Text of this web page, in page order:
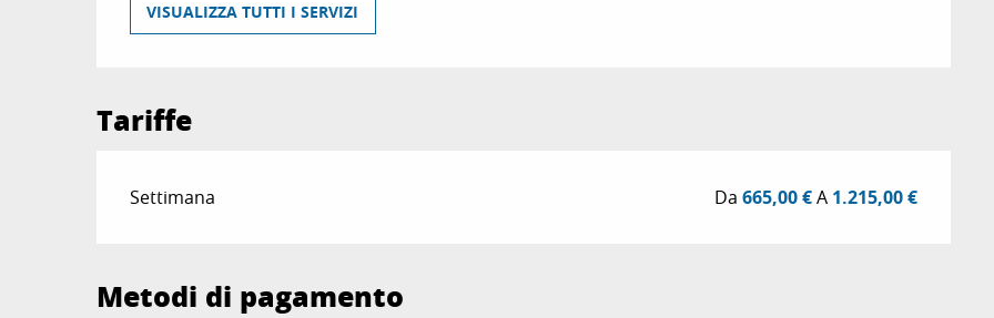
VISUALIZZA TUTTI I SERVIZI
Tariffe
Tariffe 2026
Settimana Da665,00 €A 1.215,00 €
Metodi di pagamento